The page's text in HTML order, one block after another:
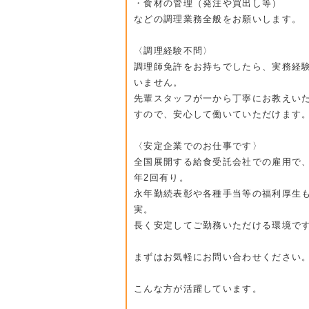
・食材の管理（発注や買出し等）
などの調理業務全般をお願いします。
〈調理経験不問〉
調理師免許をお持ちでしたら、実務経
いません。
先輩スタッフが一から丁寧にお教えい
すので、安心して働いていただけます。
〈安定企業でのお仕事です〉
全国展開する給食受託会社での雇用で
年2回有り。
永年勤続表彰や各種手当等の福利厚生
実。
長く安定してご勤務いただける環境です
まずはお気軽にお問い合わせください。
こんな方が活躍しています。